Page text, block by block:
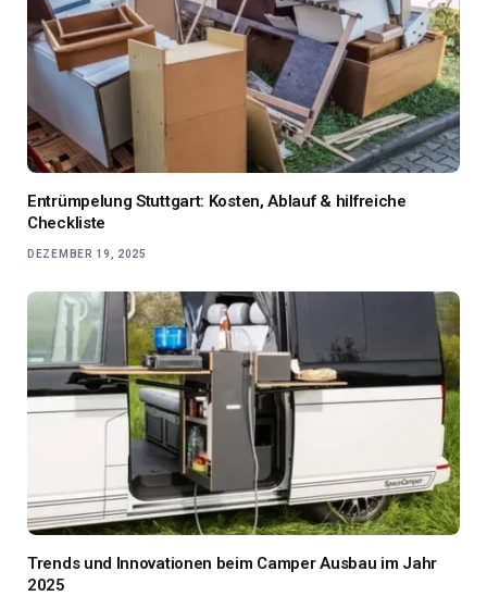
Entrümpelung Stuttgart: Kosten, Ablauf & hilfreiche
Checkliste
DEZEMBER 19, 2025
Trends und Innovationen beim Camper Ausbau im Jahr
2025